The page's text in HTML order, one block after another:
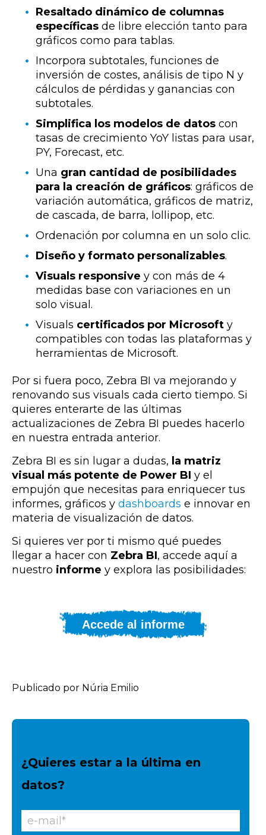
Resaltado dinámico de columnas
específicas de libre elección tanto para
gráficos como para tablas.
Incorpora subtotales, funciones de
inversión de costes, análisis de tipo N y
cálculos de pérdidas y ganancias con
subtotales.
Simplifica los modelos de datos con
tasas de crecimiento YoY listas para usar,
PY, Forecast, etc.
Una gran cantidad de posibilidades
para la creación de gráficos: gráficos de
variación automática, gráficos de matriz,
de cascada, de barra, lollipop, etc.
Ordenación por columna en un solo clic.
Diseño y formato personalizables.
Visuals responsive y con más de 4
medidas base con variaciones en un
solo visual.
Visuals certificados por Microsoft y
compatibles con todas las plataformas y
herramientas de Microsoft.
Por si fuera poco, Zebra BI va mejorando y
renovando sus visuals cada cierto tiempo. Si
quieres enterarte de las últimas
actualizaciones de Zebra BI puedes hacerlo
en nuestra entrada anterior.
Zebra BI es sin lugar a dudas, la matriz
visual más potente de Power BI y el
empujón que necesitas para enriquecer tus
informes, gráficos y dashboards e innovar en
materia de visualización de datos.
Si quieres ver por ti mismo qué puedes
llegar a hacer con Zebra BI, accede aquí a
nuestro informe y explora las posibilidades:
Accede al informe
Publicado por Núria Emilio
¿Quieres estar a la última en
datos?